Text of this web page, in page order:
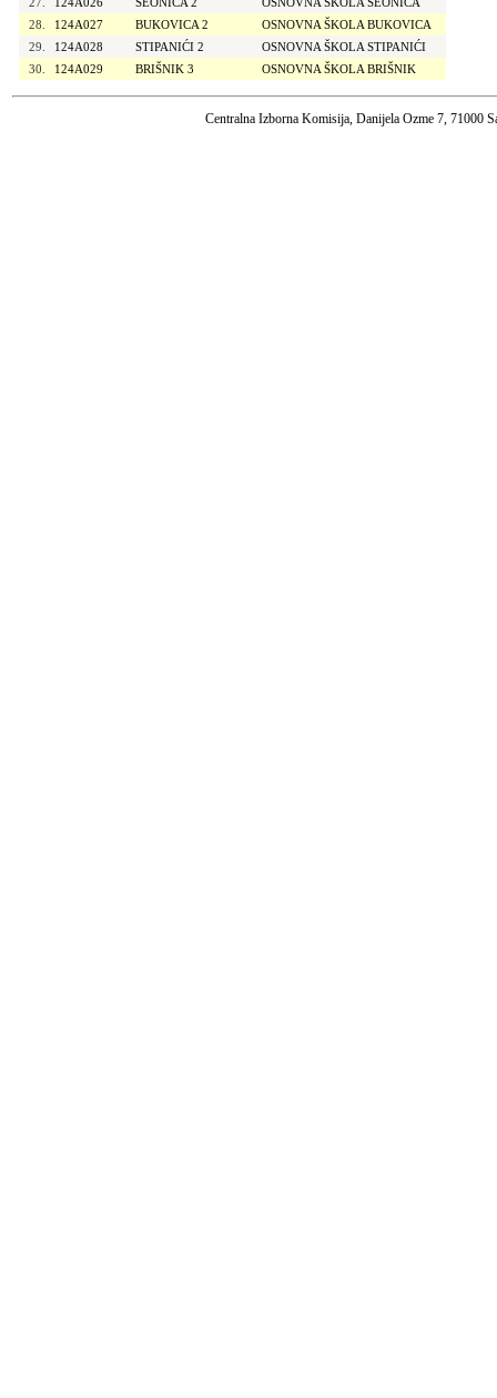
28.
124A027 BUKOVICA 2
OSNOVNA ŠKOLA BUKOVICA
29.
124A028 STIPANIĆI 2
OSNOVNA ŠKOLA STIPANIĆI
30.
124A029 BRIŠNIK 3 OSNOVNA ŠKOLA BRIŠNIK
Centralna Izborna Komisija, Danijela Ozme 7, 71000